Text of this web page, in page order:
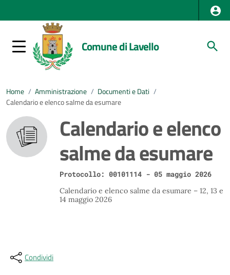
Comune di Lavello
Home / Amministrazione / Documenti e Dati /
Calendario e elenco salme da esumare
Calendario e elenco
salme da esumare
Protocollo: 00101114 - 05 maggio 2026
Calendario e elenco salme da esumare – 12, 13 e
14 maggio 2026
Condividi